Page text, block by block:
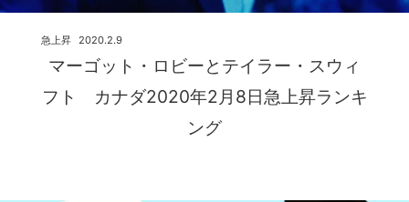
マーゴット・ロビーとテイラー・スウィ
フト カナダ2020年2月8日急上昇ランキ
ング
2020.2.9
急上昇